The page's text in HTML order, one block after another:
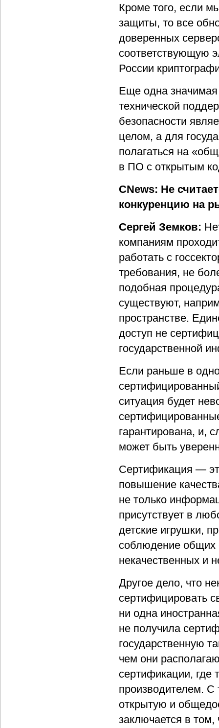
Кроме того, если
защиты, то все
доверенных
соответствующую
России
Еще одна
технической
безопасности
целом, а для
полагаться на
в ПО с открытым
CNews: Не
конкуренцию на
Сергей Земков:
компаниям
работать с
требования, не
подобная
существуют,
пространстве.
доступ не
государственной
Если раньше в
ситуация будет
гарантирована, и,
может быть
Сертификация —
повышение
не только
присутствует в
детские игрушки,
соблюдение общих
некачественных и
Другое дело, что
сертифицировать
ни одна
не получила
государственную
чем они
сертификации, где
производителем.
открытую и
заключается в